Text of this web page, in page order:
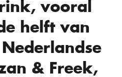
vooral
helft van
& Freek,